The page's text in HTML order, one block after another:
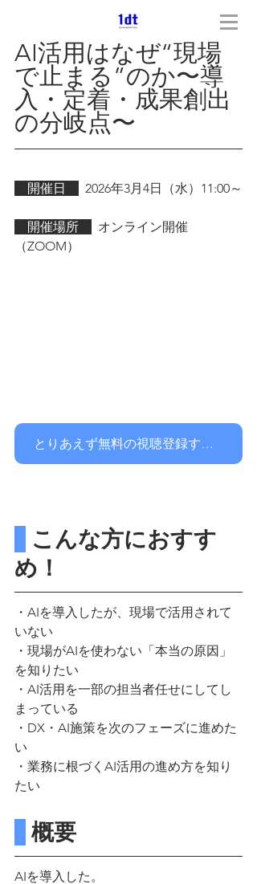
AI活用はなぜ“現場
で止まる”のか〜導
入・定着・成果創出
の分岐点〜
開催日 2026年3月4日（水）11:00～
開催場所
  オンライン開催
（ZOOM）
とりあえず無料の視聴登録する！
こんな方におすす
め！
・AIを導入したが、現場で活用されて
いない
・現場がAIを使わない「本当の原因」
を知りたい
・AI活用を一部の担当者任せにしてし
まっている
・DX・AI施策を次のフェーズに進めた
い
・業務に根づくAI活用の進め方を知り
たい
概要
AIを導入した。